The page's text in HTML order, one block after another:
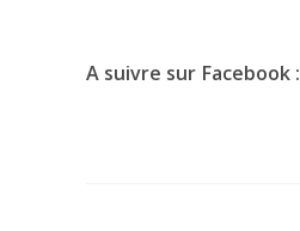
A suivre sur Facebook :